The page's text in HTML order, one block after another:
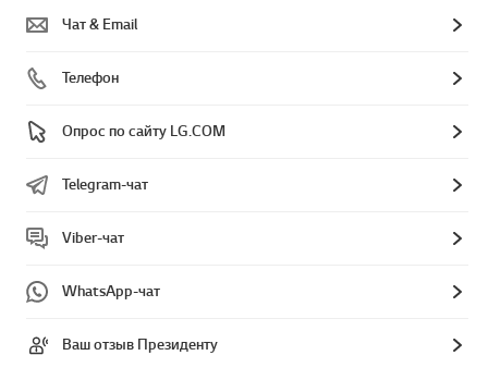
Чат & Email
Телефон
Опрос по сайту LG.COM
Telegram-чат
Viber-чат
WhatsApp-чат
Ваш отзыв Президенту